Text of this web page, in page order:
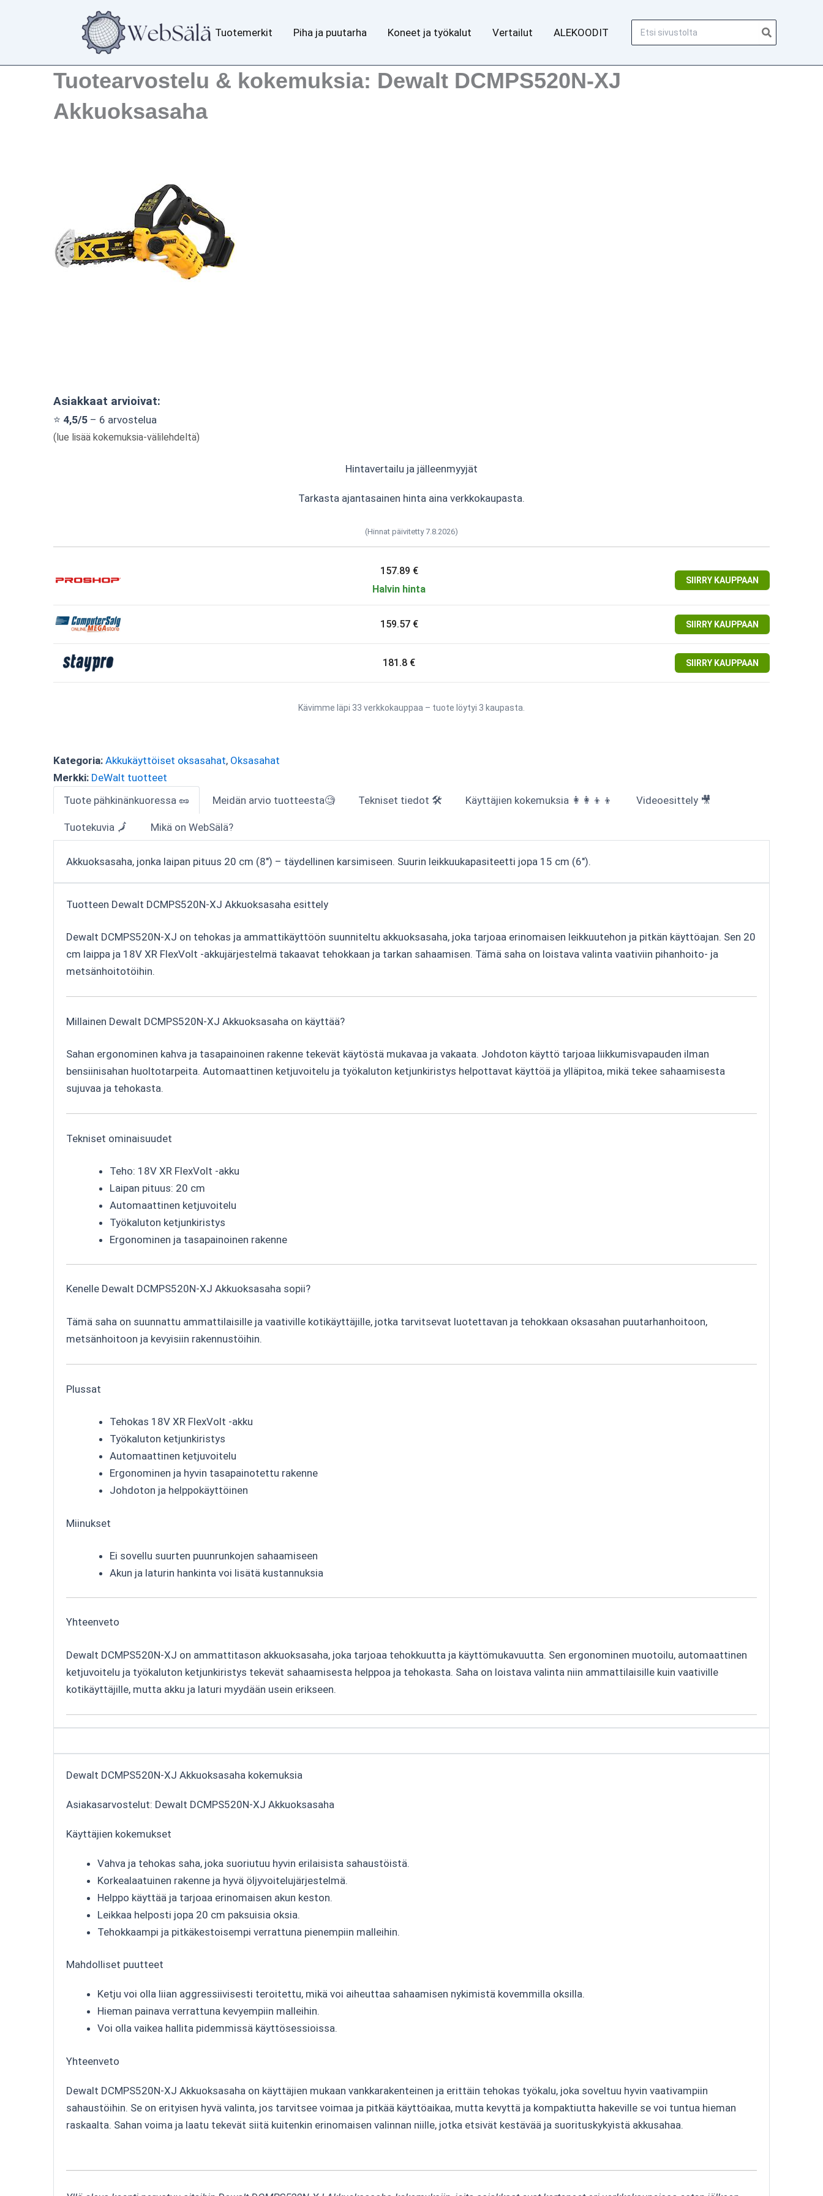
Tuotemerkit Piha ja puutarha Koneet ja työkalut Vertailut ALEKOODIT
Tuotearvostelu & kokemuksia: Dewalt DCMPS520N-XJ
Akkuoksasaha
Asiakkaat arvioivat:
⭐ 4,5/5 – 6 arvostelua
(lue lisää kokemuksia-välilehdeltä)
Hintavertailu ja jälleenmyyjät
Tarkasta ajantasainen hinta aina verkkokaupasta.
(Hinnat päivitetty 7.8.2026)
157.89 €
Halvin hinta
SIIRRY KAUPPAAN
159.57 € SIIRRY KAUPPAAN
181.8 € SIIRRY KAUPPAAN
Kävimme läpi 33 verkkokauppaa – tuote löytyi 3 kaupasta.
Kategoria: Akkukäyttöiset oksasahat, Oksasahat
Merkki: DeWalt tuotteet
Tuote pähkinänkuoressa 🥜
Meidän arvio tuotteesta🧐 Tekniset tiedot 🛠 Käyttäjien kokemuksia 👩‍👩‍👦‍👦 Videoesittely 🎥
Tuotekuvia 🗾 Mikä on WebSälä?
Akkuoksasaha, jonka laipan pituus 20 cm (8") – täydellinen karsimiseen. Suurin leikkuukapasiteetti jopa 15 cm (6").
Tuotteen Dewalt DCMPS520N-XJ Akkuoksasaha esittely
Dewalt DCMPS520N-XJ on tehokas ja ammattikäyttöön suunniteltu akkuoksasaha, joka tarjoaa erinomaisen leikkuutehon ja pitkän käyttöajan. Sen 20
cm laippa ja 18V XR FlexVolt -akkujärjestelmä takaavat tehokkaan ja tarkan sahaamisen. Tämä saha on loistava valinta vaativiin pihanhoito- ja
metsänhoitotöihin.
Millainen Dewalt DCMPS520N-XJ Akkuoksasaha on käyttää?
Sahan ergonominen kahva ja tasapainoinen rakenne tekevät käytöstä mukavaa ja vakaata. Johdoton käyttö tarjoaa liikkumisvapauden ilman
bensiinisahan huoltotarpeita. Automaattinen ketjuvoitelu ja työkaluton ketjunkiristys helpottavat käyttöä ja ylläpitoa, mikä tekee sahaamisesta
sujuvaa ja tehokasta.
Tekniset ominaisuudet
Teho: 18V XR FlexVolt -akku
Laipan pituus: 20 cm
Automaattinen ketjuvoitelu
Työkaluton ketjunkiristys
Ergonominen ja tasapainoinen rakenne
Kenelle Dewalt DCMPS520N-XJ Akkuoksasaha sopii?
Tämä saha on suunnattu ammattilaisille ja vaativille kotikäyttäjille, jotka tarvitsevat luotettavan ja tehokkaan oksasahan puutarhanhoitoon,
metsänhoitoon ja kevyisiin rakennustöihin.
Plussat
Tehokas 18V XR FlexVolt -akku
Työkaluton ketjunkiristys
Automaattinen ketjuvoitelu
Ergonominen ja hyvin tasapainotettu rakenne
Johdoton ja helppokäyttöinen
Miinukset
Ei sovellu suurten puunrunkojen sahaamiseen
Akun ja laturin hankinta voi lisätä kustannuksia
Yhteenveto
Dewalt DCMPS520N-XJ on ammattitason akkuoksasaha, joka tarjoaa tehokkuutta ja käyttömukavuutta. Sen ergonominen muotoilu, automaattinen
ketjuvoitelu ja työkaluton ketjunkiristys tekevät sahaamisesta helppoa ja tehokasta. Saha on loistava valinta niin ammattilaisille kuin vaativille
kotikäyttäjille, mutta akku ja laturi myydään usein erikseen.
Dewalt DCMPS520N-XJ Akkuoksasaha kokemuksia
Asiakasarvostelut: Dewalt DCMPS520N-XJ Akkuoksasaha
Käyttäjien kokemukset
Vahva ja tehokas saha, joka suoriutuu hyvin erilaisista sahaustöistä.
Korkealaatuinen rakenne ja hyvä öljyvoitelujärjestelmä.
Helppo käyttää ja tarjoaa erinomaisen akun keston.
Leikkaa helposti jopa 20 cm paksuisia oksia.
Tehokkaampi ja pitkäkestoisempi verrattuna pienempiin malleihin.
Mahdolliset puutteet
Ketju voi olla liian aggressiivisesti teroitettu, mikä voi aiheuttaa sahaamisen nykimistä kovemmilla oksilla.
Hieman painava verrattuna kevyempiin malleihin.
Voi olla vaikea hallita pidemmissä käyttösessioissa.
Yhteenveto
Dewalt DCMPS520N-XJ Akkuoksasaha on käyttäjien mukaan vankkarakenteinen ja erittäin tehokas työkalu, joka soveltuu hyvin vaativampiin
sahaustöihin. Se on erityisen hyvä valinta, jos tarvitsee voimaa ja pitkää käyttöaikaa, mutta kevyttä ja kompaktiutta hakeville se voi tuntua hieman
raskaalta. Sahan voima ja laatu tekevät siitä kuitenkin erinomaisen valinnan niille, jotka etsivät kestävää ja suorituskykyistä akkusahaa.